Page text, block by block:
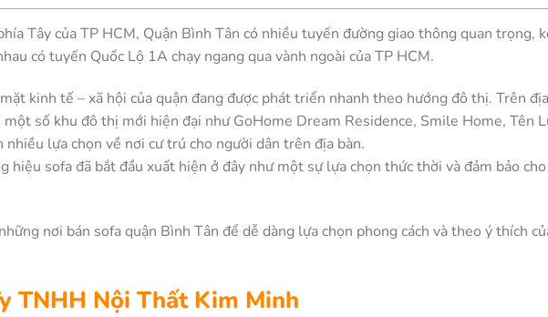
Tây của TP HCM, Quận Bình Tân có nhiều tuyến đường giao thông quan trọng,
có tuyến Quốc Lộ 1A chạy ngang qua vành ngoài của TP HCM.
kinh tế – xã hội của quận đang được phát triển nhanh theo hướng đô thị. Trên
số khu đô thị mới hiện đại như GoHome Dream Residence, Smile Home, Tên
nhiều lựa chọn về nơi cư trú cho người dân trên địa bàn.
hiệu sofa đã bắt đầu xuất hiện ở đây như một sự lựa chọn thức thời và đảm bảo
nơi bán sofa quận Bình Tân để dễ dàng lựa chọn phong cách và theo ý thích
TNHH Nội Thất Kim Minh